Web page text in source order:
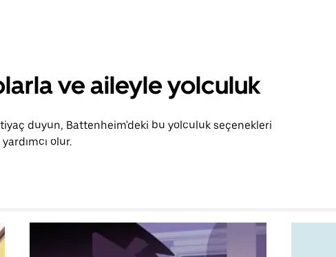
ve aileyle yolculuk
duyun, Battenheim'deki bu yolculuk seçenekleri
olur.